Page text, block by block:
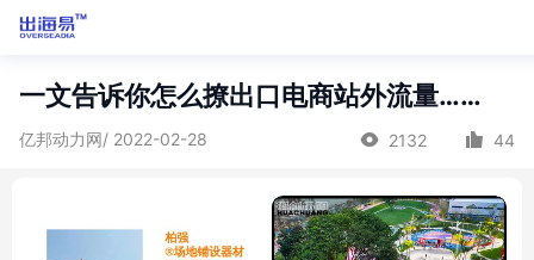
一文告诉你怎么撩出口电商站外流量……
亿邦动力网/ 2022-02-28 2132 44